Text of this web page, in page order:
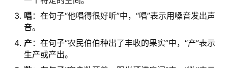
唱 ：在句子“他唱得很好听”中，“唱”表示用嗓音发出声
音。
产 ：在句子“农民伯伯种出了丰收的果实”中，“产”表示
生产或产出。